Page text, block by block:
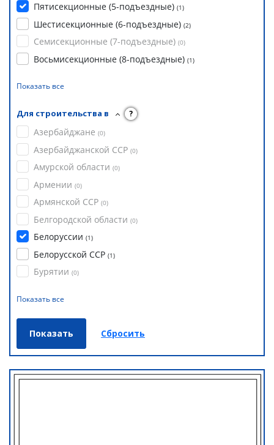
Пятисекционные (5-подъездные) (1)
Шестисекционные (6-подъездные) (2)
Семисекционные (7-подъездные) (0)
Восьмисекционные (8-подъездные) (1)
Показать все
Для строительства в ?
Азербайджане (0)
Азербайджанской ССР (0)
Амурской области (0)
Армении (0)
Армянской ССР (0)
Белгородской области (0)
Белоруссии (1)
Белорусской ССР (1)
Бурятии (0)
Показать все